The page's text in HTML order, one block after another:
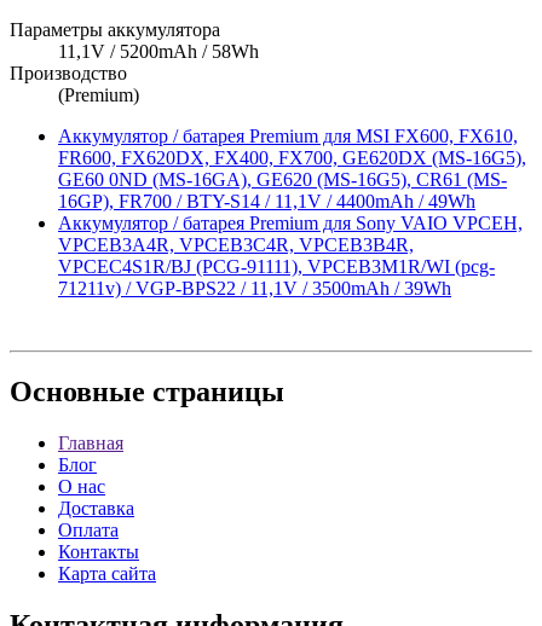
Параметры аккумулятора
11,1V / 5200mAh / 58Wh
Производство
(Premium)
Аккумулятор / батарея Premium для MSI FX600, FX610,
FR600, FX620DX, FX400, FX700, GE620DX (MS-16G5),
GE60 0ND (MS-16GA), GE620 (MS-16G5), CR61 (MS-
16GP), FR700 / BTY-S14 / 11,1V / 4400mAh / 49Wh
Аккумулятор / батарея Premium для Sony VAIO VPCEH,
VPCEB3A4R, VPCEB3C4R, VPCEB3B4R,
VPCEC4S1R/BJ (PCG-91111), VPCEB3M1R/WI (pcg-
71211v) / VGP-BPS22 / 11,1V / 3500mAh / 39Wh
Основные страницы
Главная
Блог
О нас
Доставка
Оплата
Контакты
Карта сайта